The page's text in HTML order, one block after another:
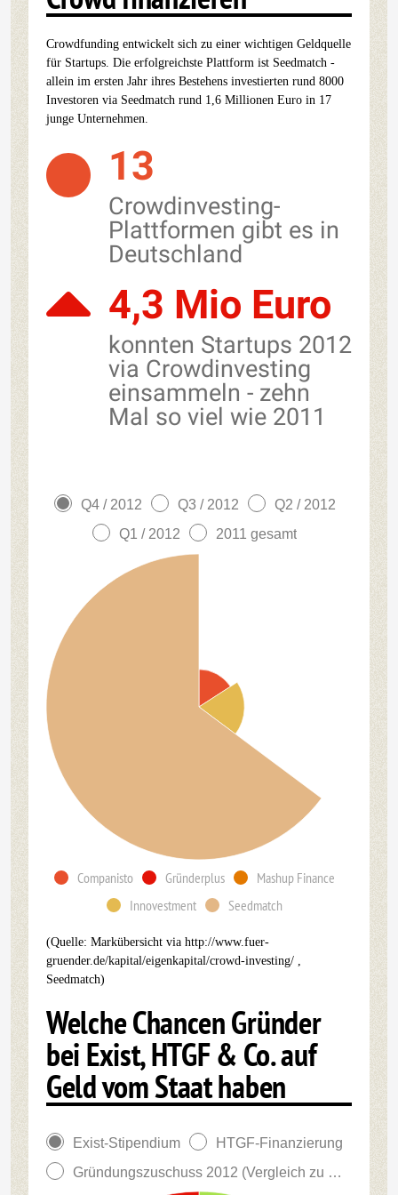
Crowdfunding entwickelt sich zu einer wichtigen Geldquelle
für Startups. Die erfolgreichste Plattform ist Seedmatch -
allein im ersten Jahr ihres Bestehens investierten rund 8000
Investoren via Seedmatch rund 1,6 Millionen Euro in 17
junge Unternehmen.
13
Crowdinvesting-
Plattformen gibt es in
Deutschland
4,3 Mio Euro
konnten Startups 2012
via Crowdinvesting
einsammeln - zehn
Mal so viel wie 2011
Q4 / 2012 Q3 / 2012
Q2 / 2012
Q1 / 2012
2011 gesamt
Companisto Gründerplus
Mashup Finance
Innovestment
Seedmatch
(Quelle: Markübersicht via http://www.fuer-
gruender.de/kapital/eigenkapital/crowd-investing/ ,
Seedmatch)
Welche Chancen Gründer
bei Exist, HTGF & Co. auf
Geld vom Staat haben
Exist-Stipendium
HTGF-Finanzierung
Gründungszuschuss 2012 (Vergleich zu 2011)